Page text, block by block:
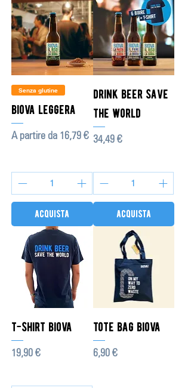
Senza glutine
biova leggera
A partire da 16,79 €
Prezzo scontato
acquista
drink beer save
the world
Prezzo
34,49 €
acquista
t-shirt biova
Prezzo
19,90 €
tote bag biova
Prezzo
6,90 €